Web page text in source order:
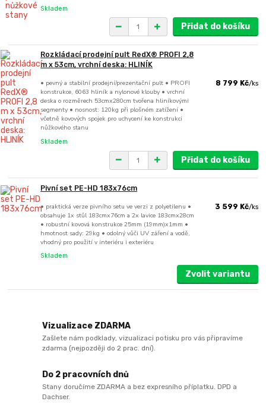
Skladem
Přidat do košíku
Rozkládací prodejní pult RedX® PROFI 2,8
m x 53cm, vrchní deska: HLINÍK
• pevný a stabilní prodejní/prezentační pult • PROFI
konstrukce, 6063 hliník a nylonové klouby • vrchní
deska o rozměrech 53cmx280cm tvořena hliníkovými
segmenty • nosnost: 120kg při plošném zatížení •
včetně kovových spojek pro uchycení ke konstrukci
nůžkového stanu
8 799 Kč/ks
Skladem
Přidat do košíku
Pivní set PE-HD 183x76cm
• praktická verze pivního setu ve verzi z polyetilenu •
obsahuje 1x stůl 183cmx76cm a 2x lavice 183cmx28cm
• robustní kovová konstrukce 25mm (19mm)x1mm •
hmotnost sady: 29kg • odolný vůči UV záření a vodě,
vhodný pro použití v interiéru i exteriéru
3 599 Kč/ks
Skladem
Zvolit variantu
Vizualizace ZDARMA
Zašlete nám podklady, vizualizaci potisku pro vás připravíme
zdarma (nejpozději do 2 prac. dní).
Do 2 pracovních dnů
Stany doručíme ZDARMA a bez expresního příplatku. DPD a
Dachser.